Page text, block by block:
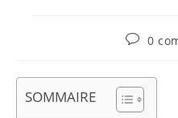
0
SOMMAIRE